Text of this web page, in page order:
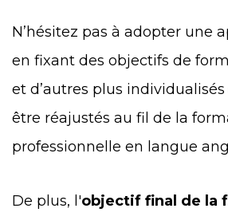
N’hésitez pas à adopter une
en fixant des objectifs de
et d’autres plus
être réajustés au fil de la
professionnelle en langue
De plus, l'objectif final de la